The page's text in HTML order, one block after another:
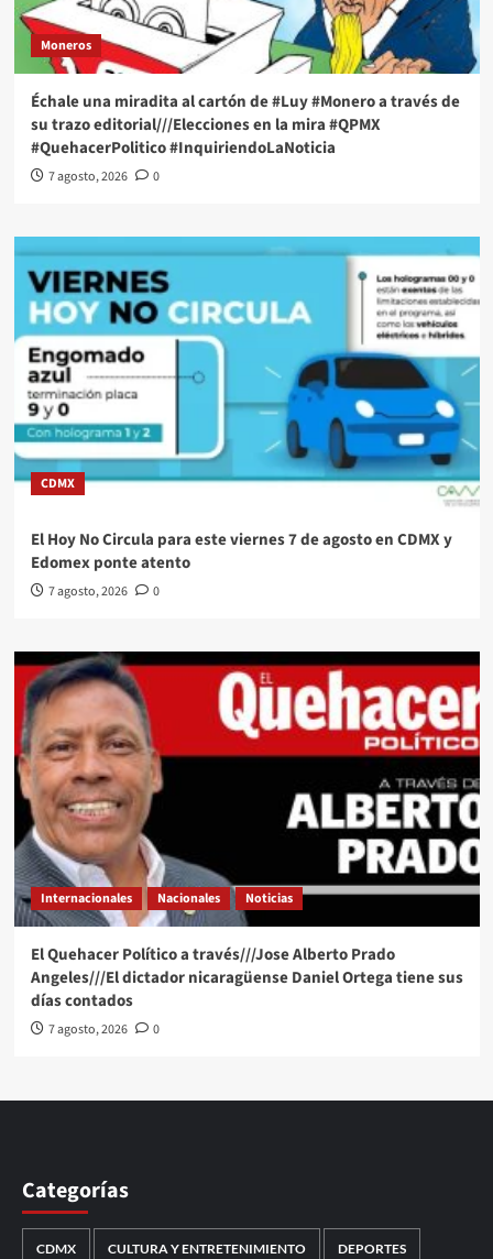
Moneros
Échale una miradita al cartón de #Luy #Monero a través de
su trazo editorial///Elecciones en la mira #QPMX
#QuehacerPolitico #InquiriendoLaNoticia
7 agosto, 2026 0
CDMX
El Hoy No Circula para este viernes 7 de agosto en CDMX y
Edomex ponte atento
7 agosto, 2026 0
Internacionales Nacionales Noticias
El Quehacer Político a través///Jose Alberto Prado
Angeles///El dictador nicaragüense Daniel Ortega tiene sus
días contados
7 agosto, 2026 0
Categorías
CDMX CULTURA Y ENTRETENIMIENTO DEPORTES